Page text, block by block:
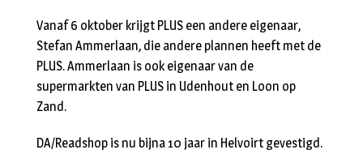
Vanaf 6 oktober krijgt PLUS een andere eigenaar,
Stefan Ammerlaan, die andere plannen heeft met de
PLUS. Ammerlaan is ook eigenaar van de
supermarkten van PLUS in Udenhout en Loon op
Zand.
DA/Readshop is nu bijna 10 jaar in Helvoirt gevestigd.